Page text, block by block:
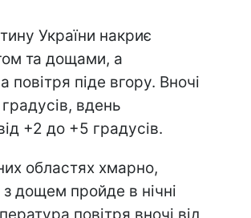
України накриє
та дощами, а
повітря піде вгору. Вночі
вдень
+2 до +5 градусів.
областях хмарно,
з дощем пройде в нічні